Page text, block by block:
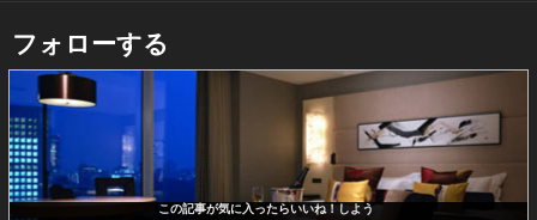
フォローする
この記事が気に入ったらいいね！しよう